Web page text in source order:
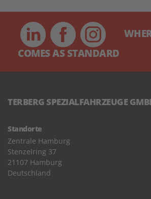
WHERE
COMES AS STANDARD
TERBERG SPEZIALFAHRZEUGE
Standorte
Zentrale Hamburg
Stenzelring 37
21107 Hamburg
Deutschland